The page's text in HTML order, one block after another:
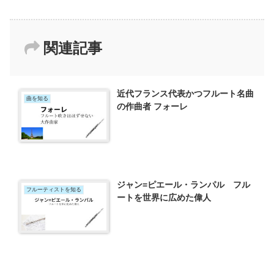
関連記事
曲を知る
近代フランス代表かつフルート名曲
の作曲者 フォーレ
フルーティストを知る
ジャン=ピエール・ランパル フル
ートを世界に広めた偉人